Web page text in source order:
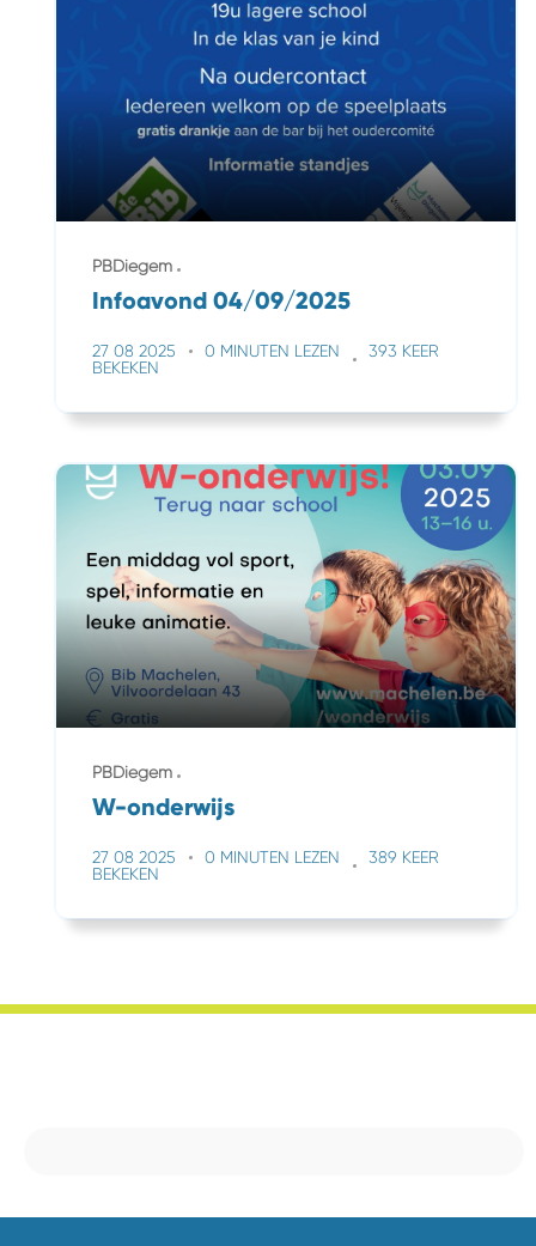
PBDiegem
Infoavond 04/09/2025
27 08 2025 0 MINUTEN LEZEN
393 KEER
BEKEKEN
PBDiegem
W-onderwijs
27 08 2025 0 MINUTEN LEZEN
389 KEER
BEKEKEN